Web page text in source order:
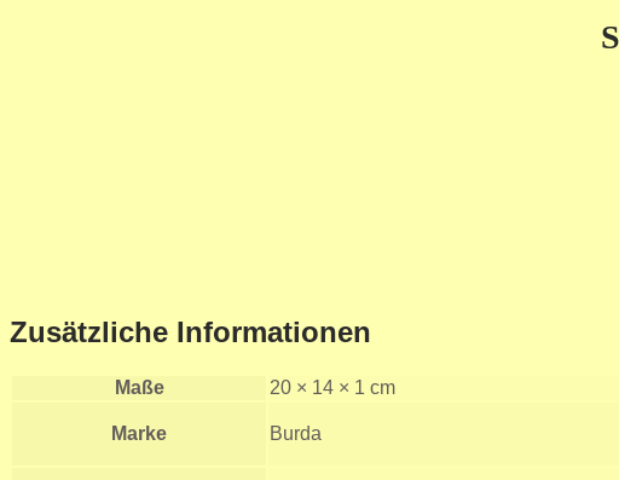
Zusätzliche Informationen
Maße 20 × 14 × 1 cm
Marke Burda